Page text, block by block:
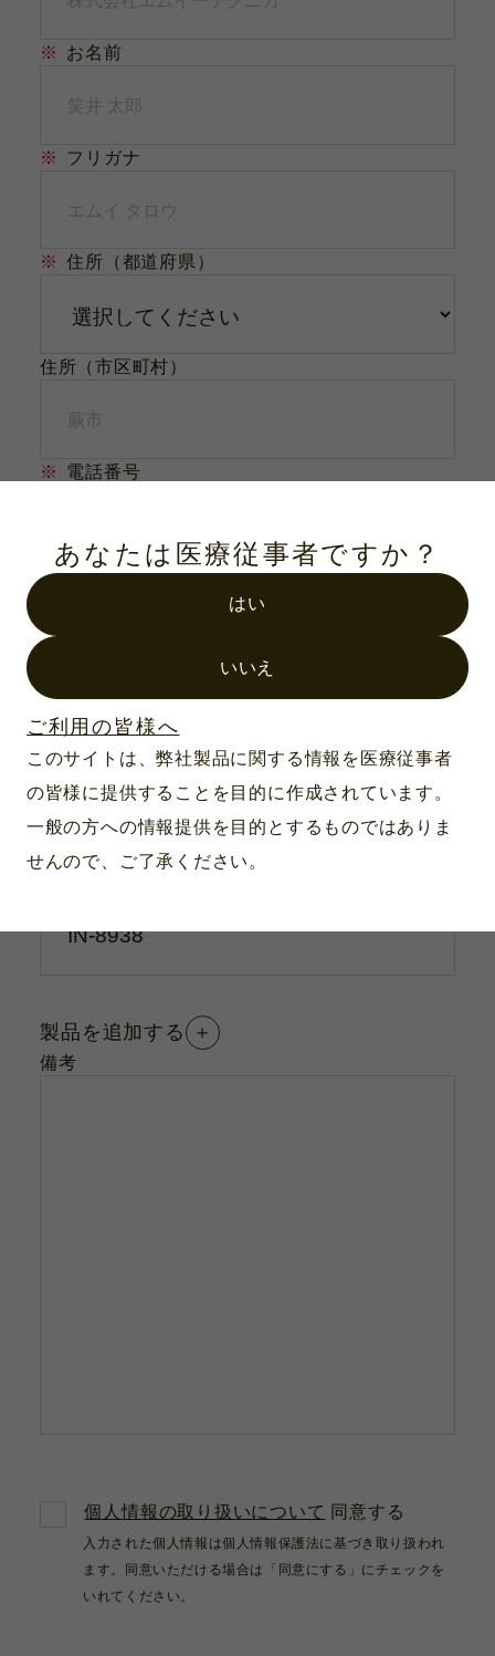
あなたは医療従事者ですか？
はい
いいえ
ご利用の皆様へ
このサイトは、弊社製品に関する情報を医療従事者
の皆様に提供することを目的に作成されています。
一般の方への情報提供を目的とするものではありま
せんので、ご了承ください。
※ お名前
※ フリガナ
※ 住所（都道府県）
住所（市区町村）
※ 電話番号
FAX
確認内容
定価
在庫
製品を追加する ＋
備考
個人情報の取り扱いについて 同意する
入力された個人情報は個人情報保護法に基づき取り扱われ
ます。同意いただける場合は「同意にする」にチェックを
いれてください。